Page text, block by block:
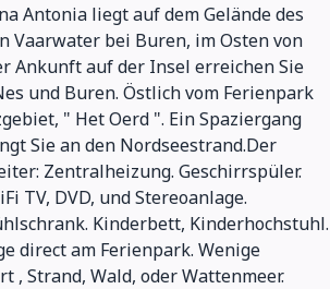
Antonia liegt auf dem Gelände des
Vaarwater bei Buren, im Osten von
Ankunft auf der Insel erreichen Sie
und Buren. Östlich vom Ferienpark
" Het Oerd ". Ein Spaziergang
Sie an den Nordseestrand.Der
Zentralheizung. Geschirrspüler.
TV, DVD, und Stereoanlage.
Kinderbett, Kinderhochstuhl.
direct am Ferienpark. Wenige
, Strand, Wald, oder Wattenmeer.